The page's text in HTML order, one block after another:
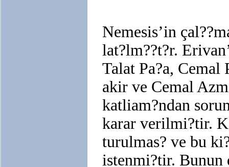
Nemesis’in
lat?lm??t?r.
Talat Pa?a, Cemal
akir ve Cemal
katliam?ndan
karar verilmi?tir.
turulmas? ve bu
istenmi?tir. Bunun